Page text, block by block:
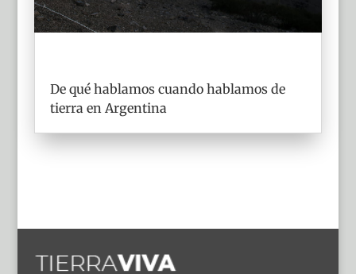
De qué hablamos cuando hablamos de
tierra en Argentina